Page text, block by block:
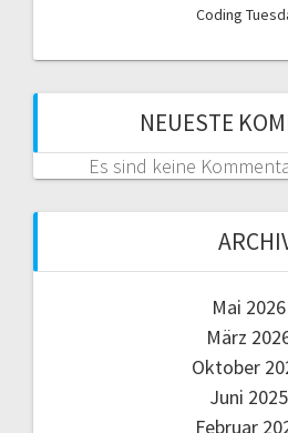
Coding
NEUESTE
Es sind keine
Mai 2026
März
Oktober
Juni 2025
Februar